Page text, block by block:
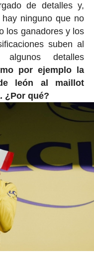
de detalles y,
ninguno que no
los ganadores y los
suben al
detalles
por ejemplo la
león al maillot
¿Por qué?